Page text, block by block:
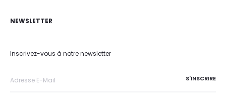
NEWSLETTER
Inscrivez-vous à notre newsletter